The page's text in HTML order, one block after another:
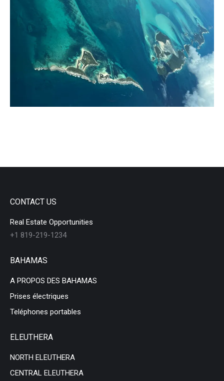
CONTACT US
Real Estate Opportunities
+1 819-219-1234
BAHAMAS
A PROPOS DES BAHAMAS
Prises électriques
Teléphones portables
ELEUTHERA
NORTH ELEUTHERA
CENTRAL ELEUTHERA